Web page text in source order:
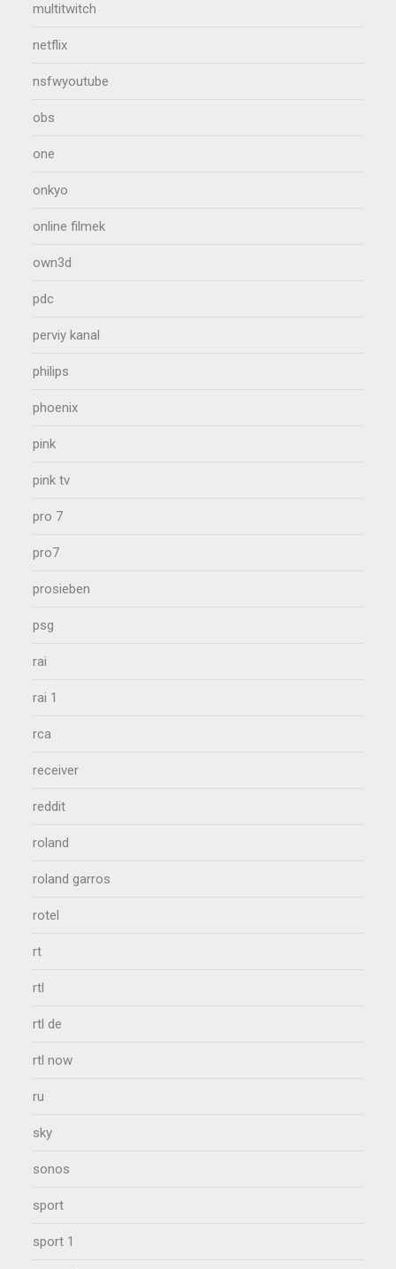
multitwitch
netflix
nsfwyoutube
obs
one
onkyo
online filmek
own3d
pdc
perviy kanal
philips
phoenix
pink
pink tv
pro 7
pro7
prosieben
psg
rai
rai 1
rca
receiver
reddit
roland
roland garros
rotel
rt
rtl
rtl de
rtl now
ru
sky
sonos
sport
sport 1